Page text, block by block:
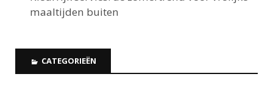
maaltijden buiten
CATEGORIEËN